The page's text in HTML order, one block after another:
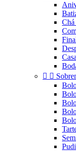
Chá
 